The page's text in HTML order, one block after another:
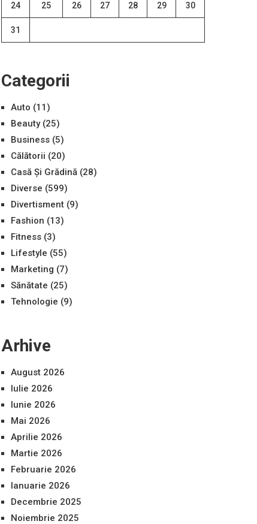
24 25 26 27 28 29 30
31
Categorii
Auto (11)
Beauty(25)
Business (5)
Călătorii (20)
Casă Și Grădină (28)
Diverse (599)
Divertisment (9)
Fashion (13)
Fitness (3)
Lifestyle (55)
Marketing (7)
Sănătate (25)
Tehnologie (9)
Arhive
August 2026
Iulie 2026
Iunie 2026
Mai 2026
Aprilie 2026
Martie 2026
Februarie 2026
Ianuarie 2026
Decembrie 2025
Noiembrie 2025